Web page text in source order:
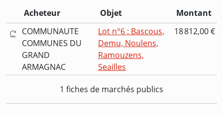
Acheteur Objet
Montant
COMMUNAUTE
COMMUNES DU
GRAND
ARMAGNAC
Lot n°6 : Bascous,
Demu, Noulens,
Ramouzens,
Seailles
18 812,00 €
1 fiches de marchés publics